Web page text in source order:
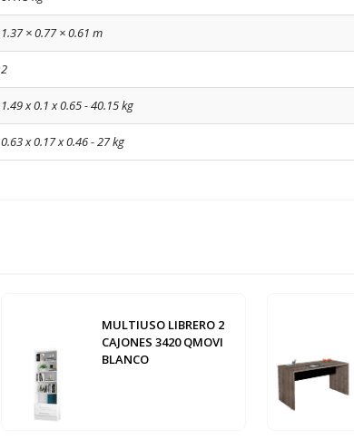
1.37 × 0.77 × 0.61 m
2
1.49 x 0.1 x 0.65 - 40.15 kg
0.63 x 0.17 x 0.46 - 27 kg
MULTIUSO LIBRERO 2
CAJONES 3420 QMOVI
BLANCO